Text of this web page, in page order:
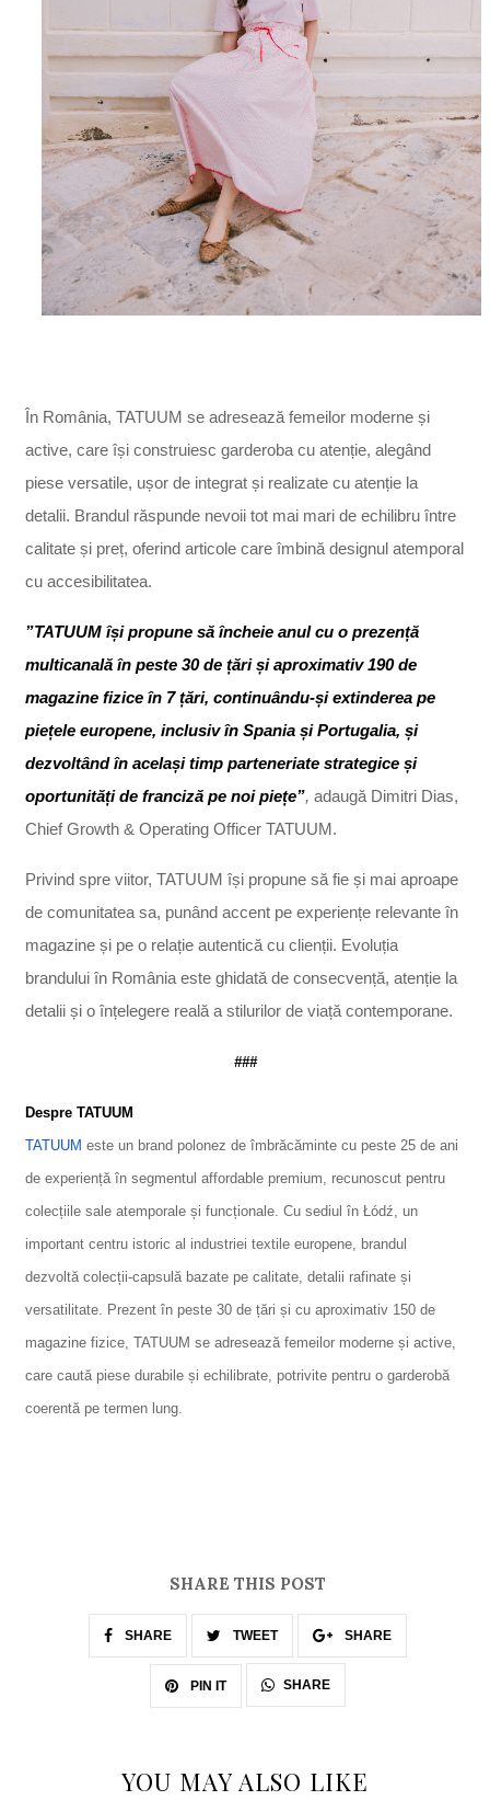
În România, TATUUM se adresează femeilor moderne și
active, care își construiesc garderoba cu atenție, alegând
piese versatile, ușor de integrat și realizate cu atenție la
detalii. Brandul răspunde nevoii tot mai mari de echilibru între
calitate și preț, oferind articole care îmbină designul atemporal
cu accesibilitatea.
”TATUUM își propune să încheie anul cu o prezență
multicanală în peste 30 de țări și aproximativ 190 de
magazine fizice în 7 țări, continuându-și extinderea pe
piețele europene, inclusiv în Spania și Portugalia, și
dezvoltând în același timp parteneriate strategice și
oportunități de franciză pe noi piețe”, adaugă Dimitri Dias,
Chief Growth & Operating Officer TATUUM.
Privind spre viitor, TATUUM își propune să fie și mai aproape
de comunitatea sa, punând accent pe experiențe relevante în
magazine și pe o relație autentică cu clienții. Evoluția
brandului în România este ghidată de consecvență, atenție la
detalii și o înțelegere reală a stilurilor de viață contemporane.
###
Despre TATUUM
TATUUM este un brand polonez de îmbrăcăminte cu peste 25 de ani
de experiență în segmentul affordable premium, recunoscut pentru
colecțiile sale atemporale și funcționale. Cu sediul în Łódź, un
important centru istoric al industriei textile europene, brandul
dezvoltă colecții-capsulă bazate pe calitate, detalii rafinate și
versatilitate. Prezent în peste 30 de țări și cu aproximativ 150 de
magazine fizice, TATUUM se adresează femeilor moderne și active,
care caută piese durabile și echilibrate, potrivite pentru o garderobă
coerentă pe termen lung.
SHARE THIS POST
SHARE TWEET SHARE
PIN IT SHARE
YOU MAY ALSO LIKE